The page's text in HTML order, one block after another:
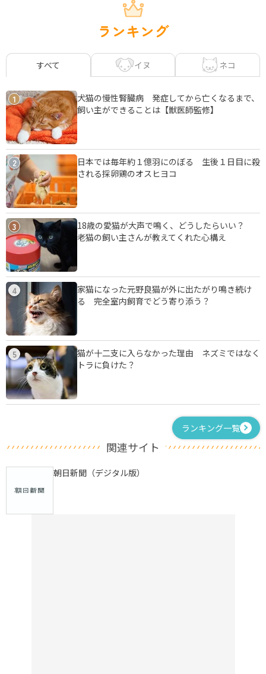
ランキング
すべて イヌ ネコ
1
犬猫の慢性腎臓病 発症してから亡くなるまで、
飼い主ができることは【獣医師監修】
2
日本では毎年約１億羽にのぼる 生後１日目に殺
される採卵鶏のオスヒヨコ
3
18歳の愛猫が大声で鳴く、どうしたらいい？
老猫の飼い主さんが教えてくれた心構え
4
家猫になった元野良猫が外に出たがり鳴き続け
る 完全室内飼育でどう寄り添う？
5
猫が十二支に入らなかった理由 ネズミではなく
トラに負けた？
ランキング一覧
関連サイト
朝日新聞（デジタル版）